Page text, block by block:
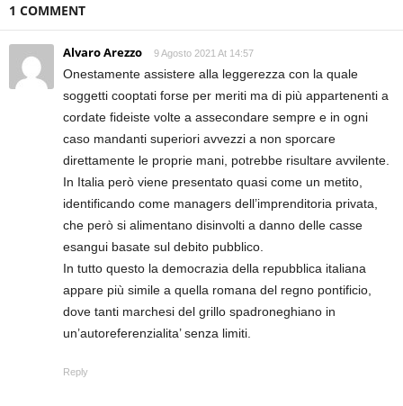
1 COMMENT
Alvaro Arezzo 9 Agosto 2021 At 14:57
Onestamente assistere alla leggerezza con la quale
soggetti cooptati forse per meriti ma di più appartenenti a
cordate fideiste volte a assecondare sempre e in ogni
caso mandanti superiori avvezzi a non sporcare
direttamente le proprie mani, potrebbe risultare avvilente.
In Italia però viene presentato quasi come un metito,
identificando come managers dell’imprenditoria privata,
che però si alimentano disinvolti a danno delle casse
esangui basate sul debito pubblico.
In tutto questo la democrazia della repubblica italiana
appare più simile a quella romana del regno pontificio,
dove tanti marchesi del grillo spadroneghiano in
un’autoreferenzialita’ senza limiti.
Reply